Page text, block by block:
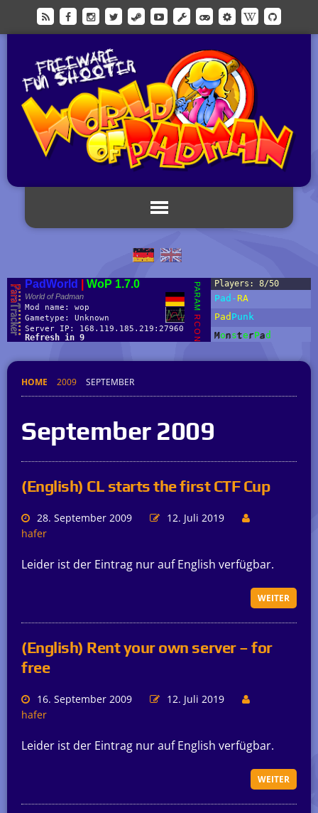
HOME 2009 SEPTEMBER
September 2009
(English) CL starts the first CTF Cup
28. September 2009
12. Juli 2019
hafer
Leider ist der Eintrag nur auf English verfügbar.
WEITER
(English) Rent your own server – for
free
16. September 2009
12. Juli 2019
hafer
Leider ist der Eintrag nur auf English verfügbar.
WEITER